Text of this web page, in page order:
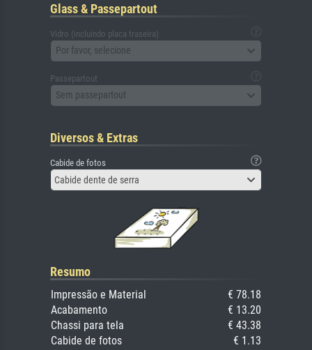
Glass & Passepartout
Vidro (incluindo placa traseira)
Por favor, selecione
Passepartout
Sem passepartout
Diversos & Extras
Cabide de fotos
Cabide dente de serra
Resumo
Impressão e Material
€ 78.18
Acabamento
€ 13.20
Chassi para tela
€ 43.38
Cabide de fotos
€ 1.13